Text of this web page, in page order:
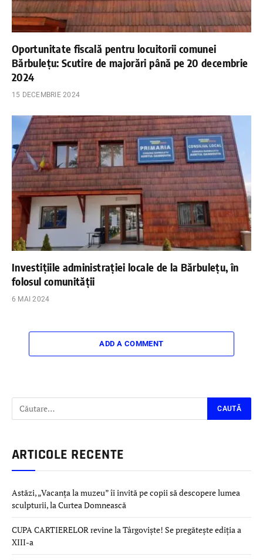
Oportunitate fiscală pentru locuitorii comunei
Bărbulețu: Scutire de majorări până pe 20 decembrie
2024
15 DECEMBRIE 2024
Investițiile administrației locale de la Bărbulețu, în
folosul comunității
6 MAI 2024
ADD A COMMENT
ARTICOLE RECENTE
Astăzi, „Vacanța la muzeu” îi invită pe copii să descopere lumea
sculpturii, la Curtea Domnească
CUPA CARTIERELOR revine la Târgoviște! Se pregătește ediția a
XIII-a